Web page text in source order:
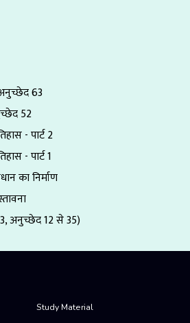
अनुच्छेद 63
52
- पार्ट 2
- पार्ट 1
का निर्माण
अनुच्छेद 12 से 35)
Study Material